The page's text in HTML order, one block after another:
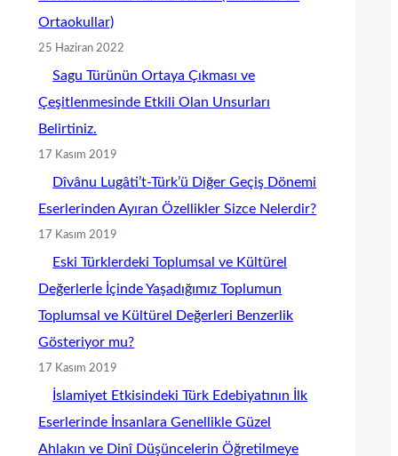
Ortaokullar)
25 Haziran 2022
Sagu Türünün Ortaya Çıkması ve
Çeşitlenmesinde Etkili Olan Unsurları
Belirtiniz.
17 Kasım 2019
Dîvânu Lugâti’t-Türk’ü Diğer Geçiş Dönemi
Eserlerinden Ayıran Özellikler Sizce Nelerdir?
17 Kasım 2019
Eski Türklerdeki Toplumsal ve Kültürel
Değerlerle İçinde Yaşadığımız Toplumun
Toplumsal ve Kültürel Değerleri Benzerlik
Gösteriyor mu?
17 Kasım 2019
İslamiyet Etkisindeki Türk Edebiyatının İlk
Eserlerinde İnsanlara Genellikle Güzel
Ahlakın ve Dinî Düşüncelerin Öğretilmeye